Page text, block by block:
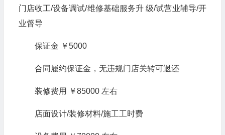
门店收工/设备调试/维修基础服务升 级/试营业辅导/开
业督导
保证金 ￥5000
合同履约保证金，无违规门店关转可退还
装修费用 ￥85000 左右
店面设计/装修材料/施工工时费